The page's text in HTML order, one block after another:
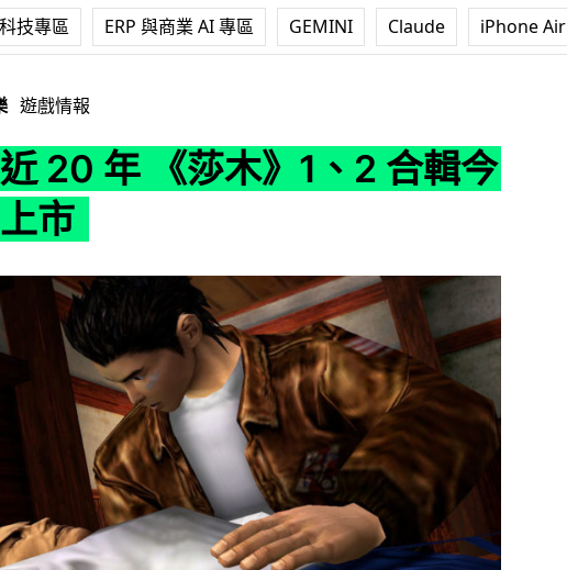
技專區 ERP 與商業 AI 專區 GEMINI Claude iPhone Air
遊戲情報
20 年 《莎木》1、2 合輯今
市